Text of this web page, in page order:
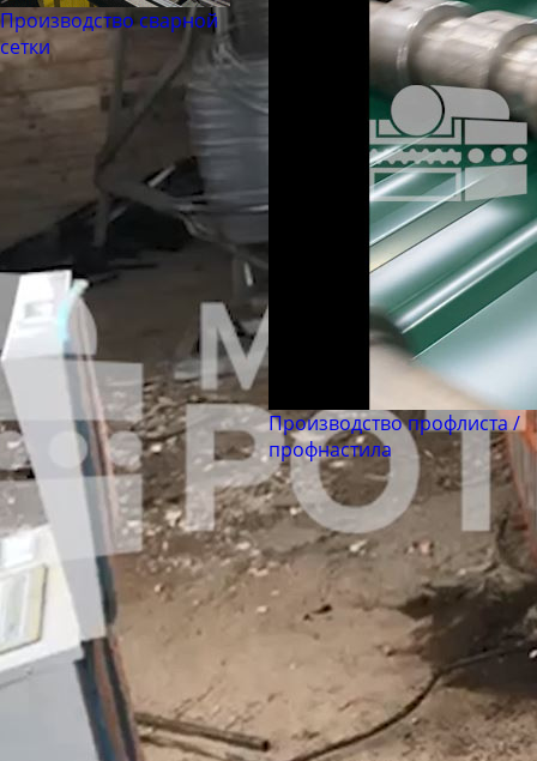
Труба бесшовная 203
Труба бесшовная 219
Труба бесшовная 245
Труба бесшовная 273
Труба бесшовная 299
Труба бесшовная 325
Труба бесшовная 330
Труба бесшовная 351
Труба бесшовная 377
Труба бесшовная 402
Труба бесшовная 426
Труба бесшовная 450
Труба бесшовная 480
Труба бесшовная 530
Труба бесшовная 550
Производство сварной
сетки
Производство профлиста /
профнастила